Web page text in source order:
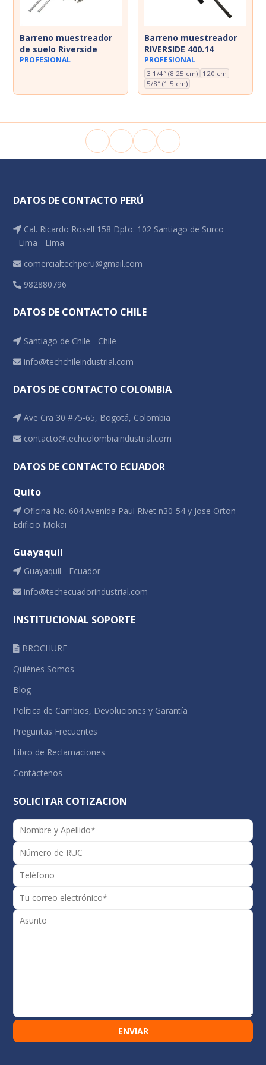
Sonómetros
Calibradores
Vibrómetros
Termohigrómetros
Barreno muestreador
de suelo Riverside
PROFESIONAL
Barreno muestreador
RIVERSIDE 400.14
PROFESIONAL
3 1/4″ (8.25 cm) 120 cm
5/8″ (1.5 cm)
DATOS DE CONTACTO PERÚ
Cal. Ricardo Rosell 158 Dpto. 102 Santiago de Surco
- Lima - Lima
comercialtechperu@gmail.com
982880796
DATOS DE CONTACTO CHILE
Santiago de Chile - Chile
info@techchileindustrial.com
DATOS DE CONTACTO COLOMBIA
Ave Cra 30 #75-65, Bogotá, Colombia
contacto@techcolombiaindustrial.com
DATOS DE CONTACTO ECUADOR
Quito
Oficina No. 604 Avenida Paul Rivet n30-54 y Jose Orton -
Edificio Mokai
Guayaquil
Guayaquil - Ecuador
info@techecuadorindustrial.com
INSTITUCIONAL SOPORTE
BROCHURE
Quiénes Somos
Blog
Política de Cambios, Devoluciones y Garantía
Preguntas Frecuentes
Libro de Reclamaciones
Contáctenos
SOLICITAR COTIZACION